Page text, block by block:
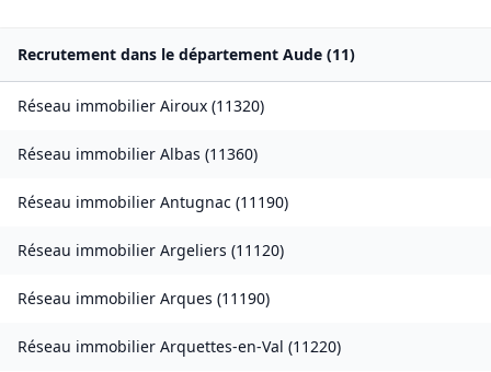
Recrutement dans le département Aude (11)
Réseau immobilier Airoux (11320)
Réseau immobilier Albas (11360)
Réseau immobilier Antugnac (11190)
Réseau immobilier Argeliers (11120)
Réseau immobilier Arques (11190)
Réseau immobilier Arquettes-en-Val (11220)